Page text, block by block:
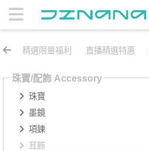
耳飾 | JZNANA時尚購物集合
精選限量福利 直播精選特惠
珠寶/配飾 Accessory
珠寶
墨鏡
項鍊
耳飾